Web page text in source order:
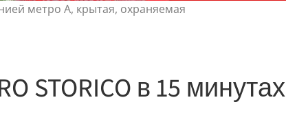
метро A, крытая, охраняемая
STORICO в 15 минутах